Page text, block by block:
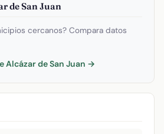
de San Juan
cercanos? Compara datos
Alcázar de San Juan →